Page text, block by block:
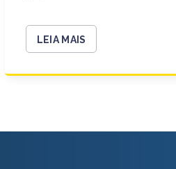
LEIA MAIS